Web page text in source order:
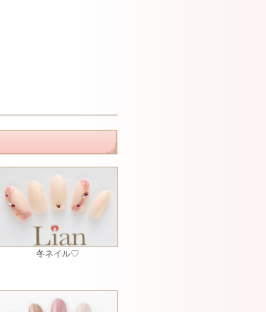
冬ネイル♡